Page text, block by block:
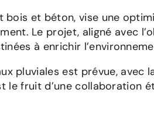
et béton, vise une
Le projet, aligné avec
à enrichir
pluviales est prévue,
fruit d’une collaboration